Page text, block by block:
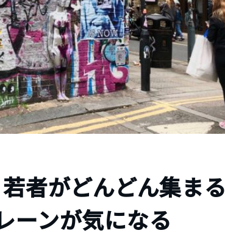
者がどんどん集まる
ーンが気になる